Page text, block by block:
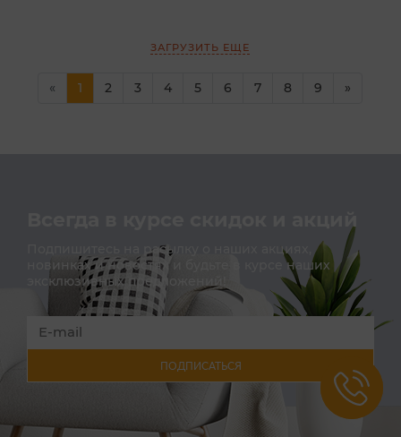
ЗАГРУЗИТЬ ЕЩЕ
« 1(current)
2 3 4 5 6 7 8 9 »
Всегда в курсе скидок и акций
Подпишитесь на расылку о наших акциях,
новинках и новостях и будьте в курсе наших
эксклюзивных предложений!
ПОДПИСАТЬСЯ